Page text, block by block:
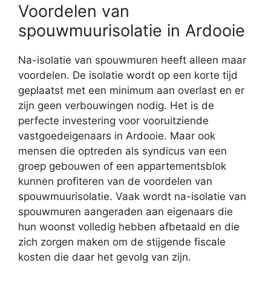
Voordelen van
spouwmuurisolatie in Ardooie
Na-isolatie van spouwmuren heeft alleen maar
voordelen. De isolatie wordt op een korte tijd
geplaatst met een minimum aan overlast en er
zijn geen verbouwingen nodig. Het is de
perfecte investering voor vooruitziende
vastgoedeigenaars in Ardooie. Maar ook
mensen die optreden als syndicus van een
groep gebouwen of een appartementsblok
kunnen profiteren van de voordelen van
spouwmuurisolatie. Vaak wordt na-isolatie van
spouwmuren aangeraden aan eigenaars die
hun woonst volledig hebben afbetaald en die
zich zorgen maken om de stijgende fiscale
kosten die daar het gevolg van zijn.